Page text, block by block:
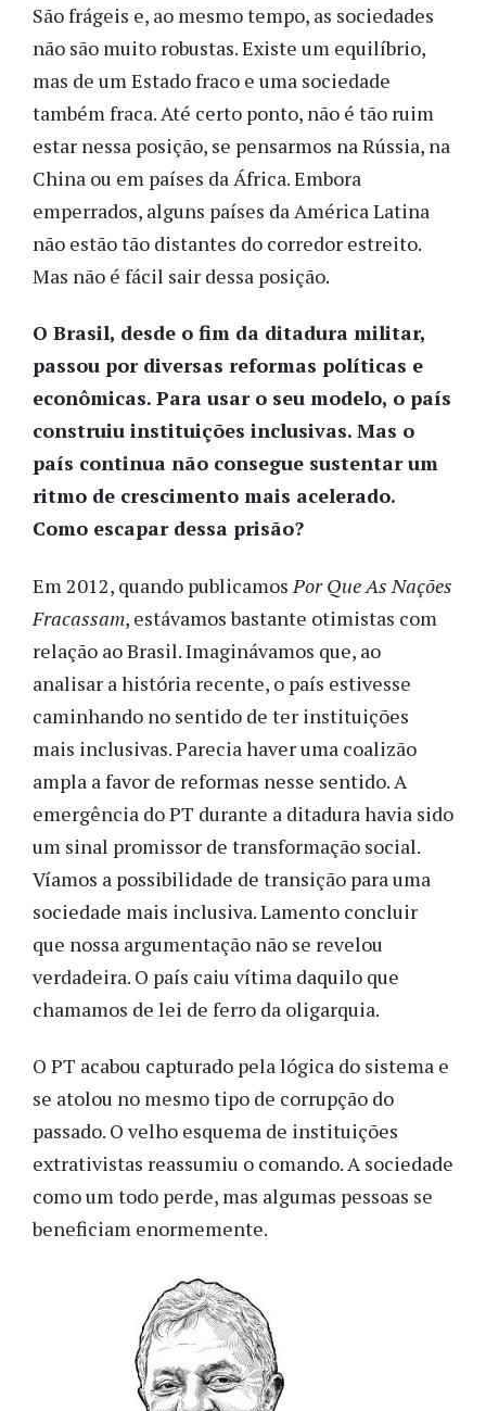
São frágeis e, ao mesmo tempo, as sociedades
não são muito robustas. Existe um equilíbrio,
mas de um Estado fraco e uma sociedade
também fraca. Até certo ponto, não é tão ruim
estar nessa posição, se pensarmos na Rússia, na
China ou em países da África. Embora
emperrados, alguns países da América Latina
não estão tão distantes do corredor estreito.
Mas não é fácil sair dessa posição.
O Brasil, desde o fim da ditadura militar,
passou por diversas reformas políticas e
econômicas. Para usar o seu modelo, o país
construiu instituições inclusivas. Mas o
país continua não consegue sustentar um
ritmo de crescimento mais acelerado.
Como escapar dessa prisão?
Em 2012, quando publicamos Por Que As Nações
Fracassam, estávamos bastante otimistas com
relação ao Brasil. Imaginávamos que, ao
analisar a história recente, o país estivesse
caminhando no sentido de ter instituições
mais inclusivas. Parecia haver uma coalizão
ampla a favor de reformas nesse sentido. A
emergência do PT durante a ditadura havia sido
um sinal promissor de transformação social.
Víamos a possibilidade de transição para uma
sociedade mais inclusiva. Lamento concluir
que nossa argumentação não se revelou
verdadeira. O país caiu vítima daquilo que
chamamos de lei de ferro da oligarquia.
O PT acabou capturado pela lógica do sistema e
se atolou no mesmo tipo de corrupção do
passado. O velho esquema de instituições
extrativistas reassumiu o comando. A sociedade
como um todo perde, mas algumas pessoas se
beneficiam enormemente.